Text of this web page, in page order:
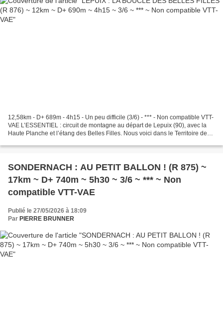
12,58km - D+ 689m - 4h15 - Un peu difficile (3/6) - *** - Non compatible VTT-
VAE L’ESSENTIEL : circuit de montagne au départ de Lepuix (90), avec la
Haute Planche et l’étang des Belles Filles. Nous voici dans le Territoire de
SONDERNACH : AU PETIT BALLON ! (R 875) ~
17km ~ D+ 740m ~ 5h30 ~ 3/6 ~ *** ~ Non
compatible VTT-VAE
Publié le 27/05/2026 à 18:09
Par PIERRE BRUNNER